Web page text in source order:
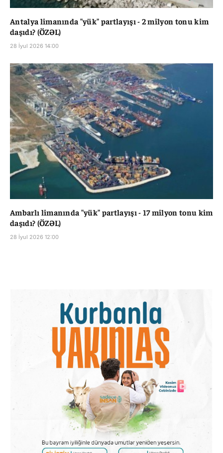
Antalya limanında "yük" partlayışı - 2 milyon tonu kim
daşıdı? (ÖZƏL)
28 İyul 2026 14:00
Ambarlı limanında "yük" partlayışı - 17 milyon tonu kim
daşıdı? (ÖZƏL)
28 İyul 2026 12:00